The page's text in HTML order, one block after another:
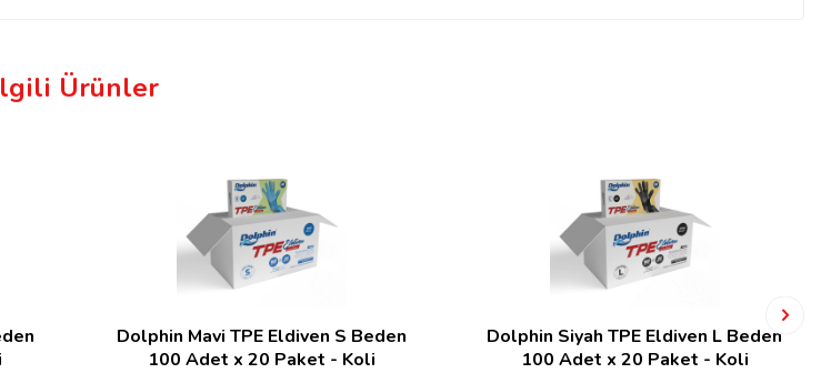
Ürünler
Dolphin Mavi TPE Eldiven S Beden
100 Adet x 20 Paket - Koli
Dolphin Siyah TPE Eldiven L Beden
100 Adet x 20 Paket - Koli